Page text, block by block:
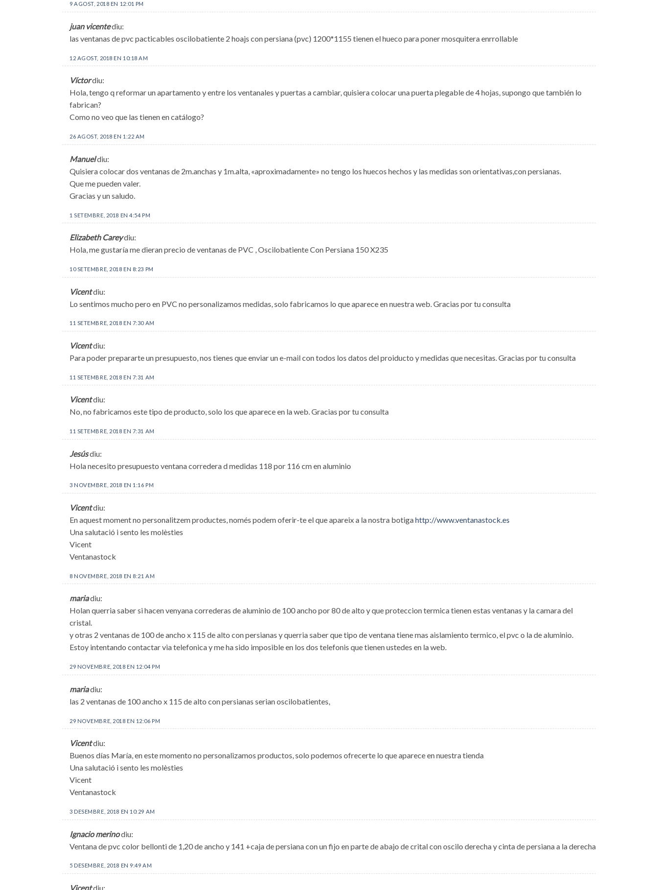
9 AGOST, 2018 EN 12:01 PM
juan vicentediu:
las ventanas de pvc pacticables oscilobatiente 2 hoajs con persiana (pvc) 1200*1155 tienen el hueco para poner mosquitera enrrollable
12 AGOST, 2018 EN 10:18 AM
Víctordiu:
Hola, tengo q reformar un apartamento y entre los ventanales y puertas a cambiar, quisiera colocar una puerta plegable de 4 hojas, supongo que también lo
fabrican?
Como no veo que las tienen en catálogo?
26 AGOST, 2018 EN 1:22 AM
Manueldiu:
Quisiera colocar dos ventanas de 2m.anchas y 1m.alta, «aproximadamente» no tengo los huecos hechos y las medidas son orientativas,con persianas.
Que me pueden valer.
Gracias y un saludo.
1 SETEMBRE, 2018 EN 4:54 PM
Elizabeth Careydiu:
Hola, me gustaría me dieran precio de ventanas de PVC , Oscilobatiente Con Persiana 150 X235
10 SETEMBRE, 2018 EN 8:23 PM
Vicentdiu:
Lo sentimos mucho pero en PVC no personalizamos medidas, solo fabricamos lo que aparece en nuestra web. Gracias por tu consulta
11 SETEMBRE, 2018 EN 7:30 AM
Vicentdiu:
Para poder prepararte un presupuesto, nos tienes que enviar un e-mail con todos los datos del proiducto y medidas que necesitas. Gracias por tu consulta
11 SETEMBRE, 2018 EN 7:31 AM
Vicentdiu:
No, no fabricamos este tipo de producto, solo los que aparece en la web. Gracias por tu consulta
11 SETEMBRE, 2018 EN 7:31 AM
Jesúsdiu:
Hola necesito presupuesto ventana corredera d medidas 118 por 116 cm en aluminio
3 NOVEMBRE, 2018 EN 1:16 PM
Vicentdiu:
En aquest moment no personalitzem productes, només podem oferir-te el que apareix a la nostra botigahttp://www.ventanastock.es
Una salutació i sento les molèsties
Vicent
Ventanastock
8 NOVEMBRE, 2018 EN 8:21 AM
mariadiu:
Holan querria saber si hacen venyana correderas de aluminio de 100 ancho por 80 de alto y que proteccion termica tienen estas ventanas y la camara del
cristal.
y otras 2 ventanas de 100 de ancho x 115 de alto con persianas y querria saber que tipo de ventana tiene mas aislamiento termico, el pvc o la de aluminio.
Estoy intentando contactar via telefonica y me ha sido imposible en los dos telefonis que tienen ustedes en la web.
29 NOVEMBRE, 2018 EN 12:04 PM
mariadiu:
las 2 ventanas de 100 ancho x 115 de alto con persianas serian oscilobatientes,
29 NOVEMBRE, 2018 EN 12:06 PM
Vicentdiu:
Buenos días María, en este momento no personalizamos productos, solo podemos ofrecerte lo que aparece en nuestra tienda
Una salutació i sento les molèsties
Vicent
Ventanastock
3 DESEMBRE, 2018 EN 10:29 AM
Ignacio merinodiu:
Ventana de pvc color bellonti de 1,20 de ancho y 141 +caja de persiana con un fijo en parte de abajo de crital con oscilo derecha y cinta de persiana a la derecha
5 DESEMBRE, 2018 EN 9:49 AM
Vicentdiu: